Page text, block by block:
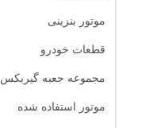
موتور بنزینی
قطعات خودرو
مجموعه جعبه گیربکس
موتور استفاده شده